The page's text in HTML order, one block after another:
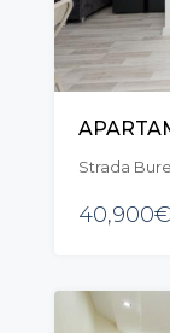
Strada
40,900€